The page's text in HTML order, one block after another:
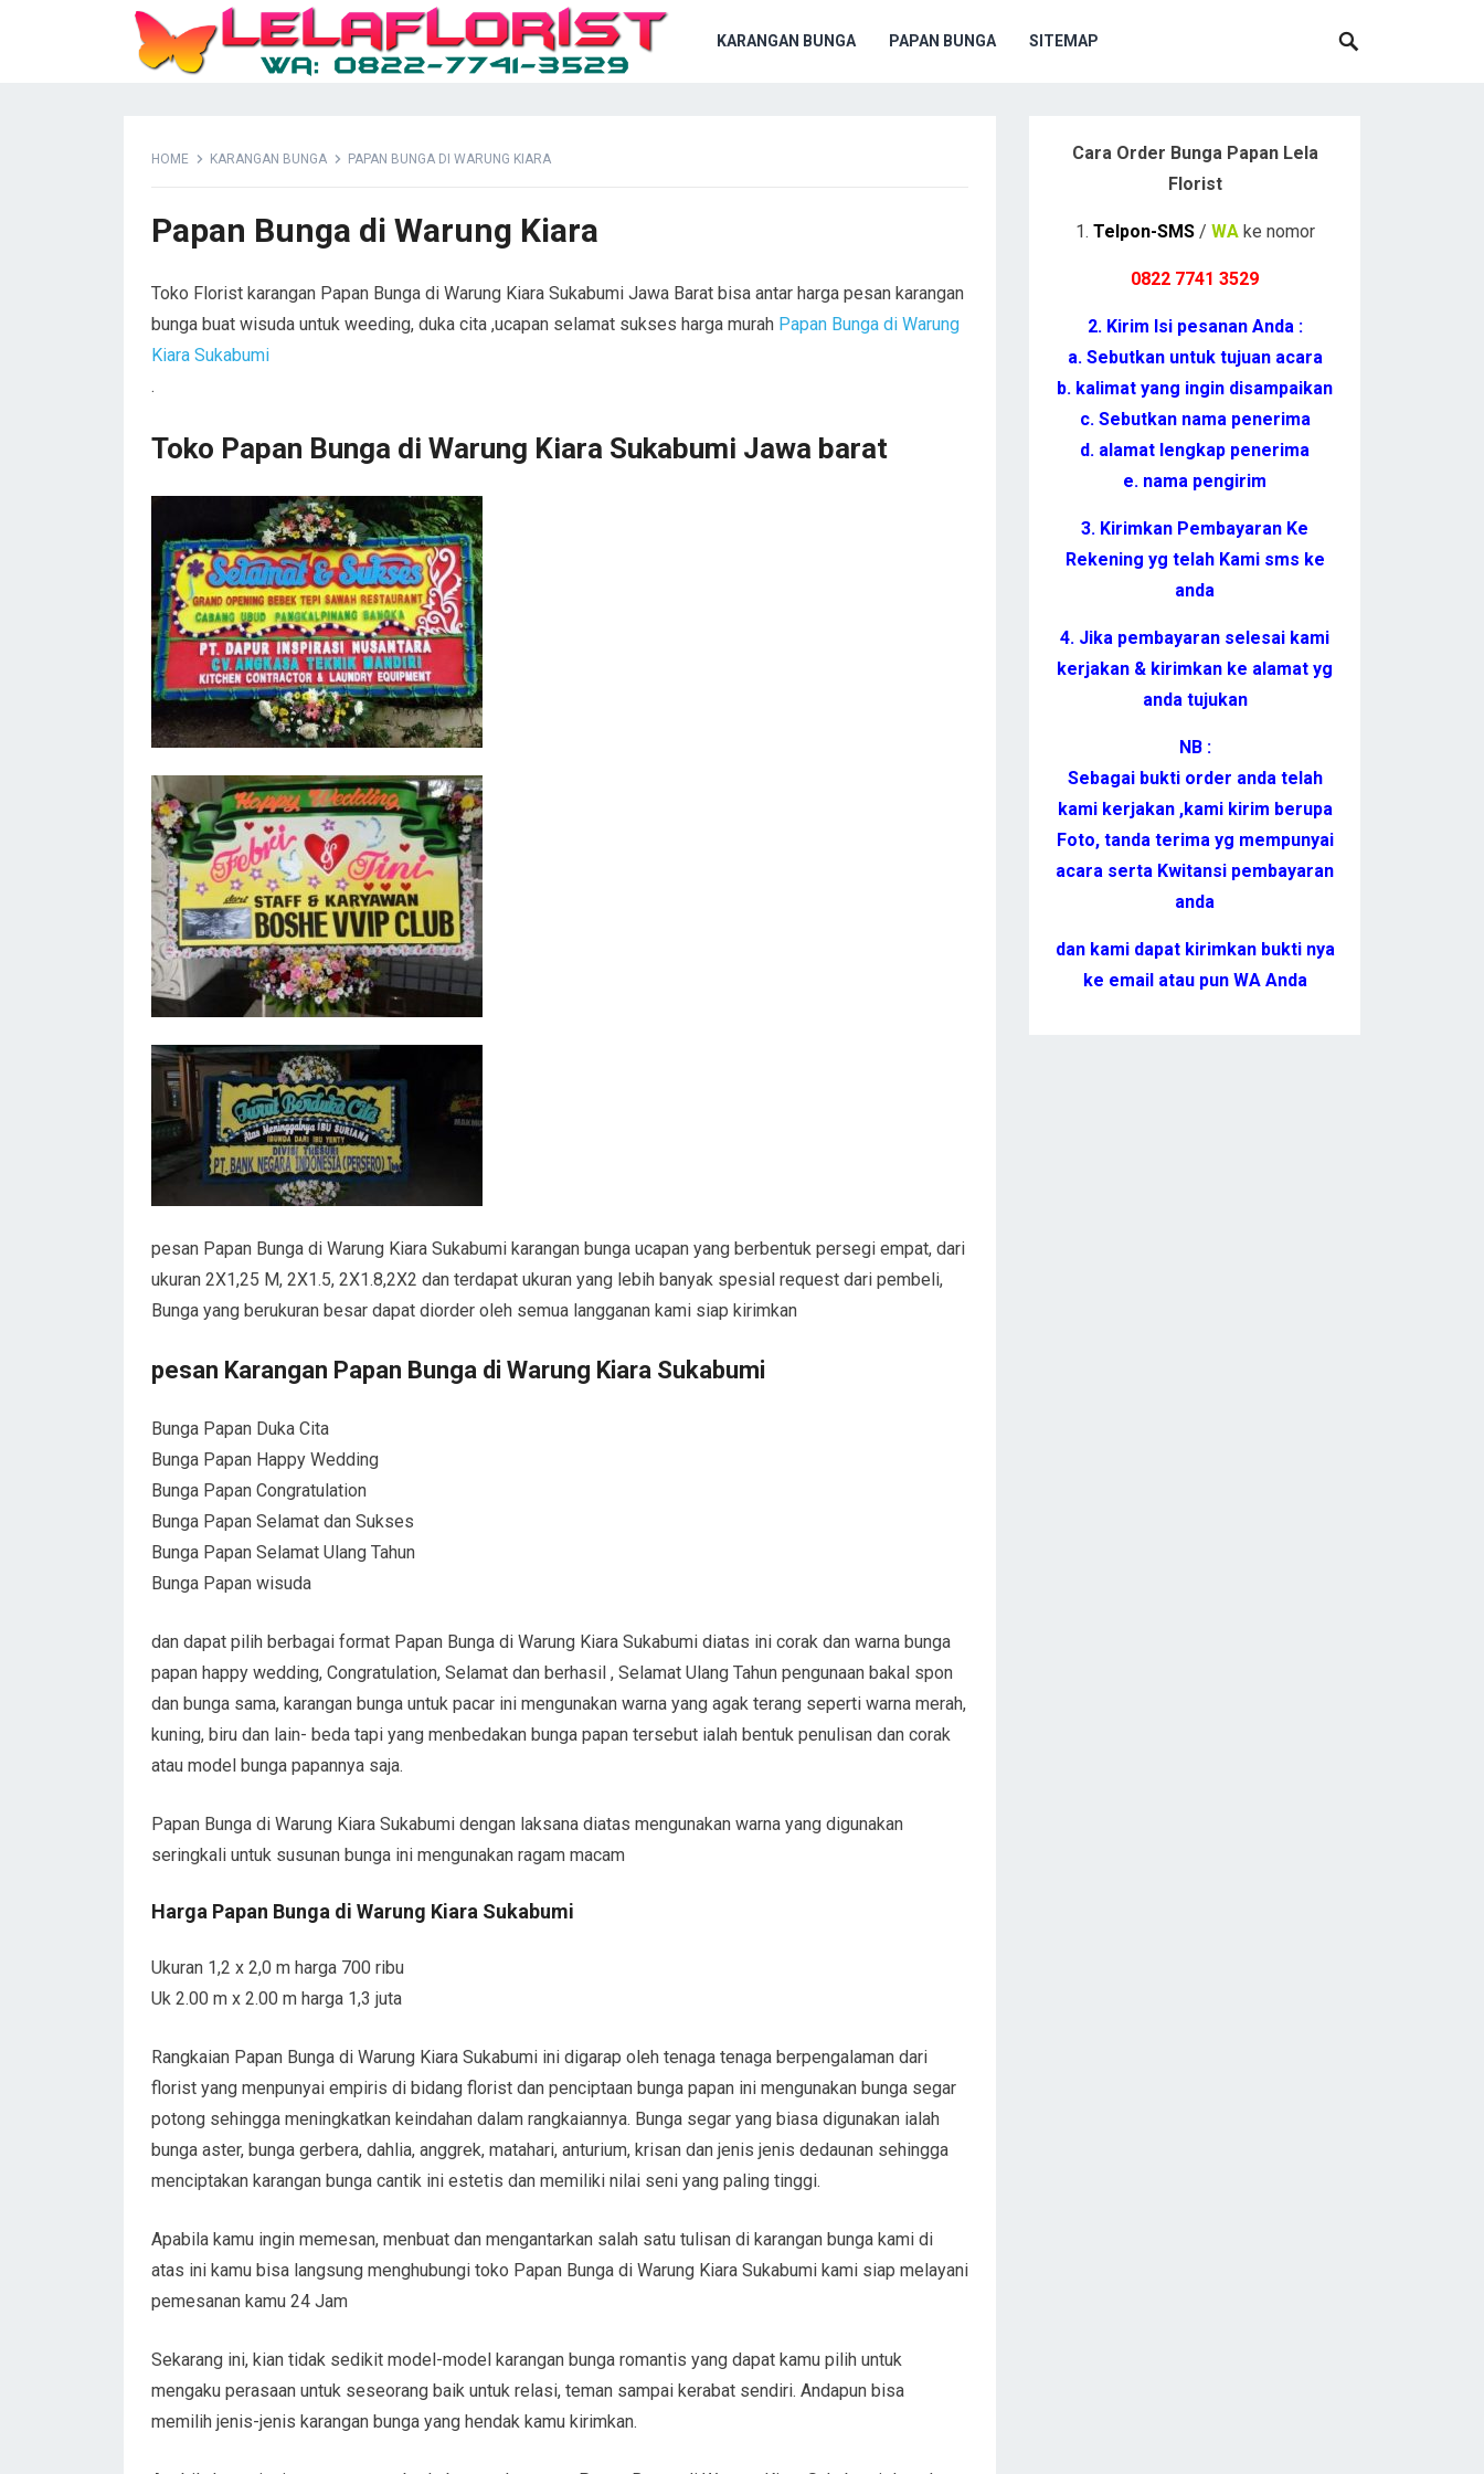
KARANGAN BUNGA PAPAN BUNGA SITEMAP
HOME KARANGAN BUNGA PAPAN BUNGA DI WARUNG KIARA
Papan Bunga di Warung Kiara
Toko Florist karangan Papan Bunga di Warung Kiara Sukabumi Jawa Barat bisa antar harga pesan karangan
bunga buat wisuda untuk weeding, duka cita ,ucapan selamat sukses harga murah Papan Bunga di Warung
Kiara Sukabumi
.
Toko Papan Bunga di Warung Kiara Sukabumi Jawa barat
pesan Papan Bunga di Warung Kiara Sukabumi karangan bunga ucapan yang berbentuk persegi empat, dari
ukuran 2X1,25 M, 2X1.5, 2X1.8,2X2 dan terdapat ukuran yang lebih banyak spesial request dari pembeli,
Bunga yang berukuran besar dapat diorder oleh semua langganan kami siap kirimkan
pesan Karangan Papan Bunga di Warung Kiara Sukabumi
Bunga Papan Duka Cita
Bunga Papan Happy Wedding
Bunga Papan Congratulation
Bunga Papan Selamat dan Sukses
Bunga Papan Selamat Ulang Tahun
Bunga Papan wisuda
dan dapat pilih berbagai format Papan Bunga di Warung Kiara Sukabumi diatas ini corak dan warna bunga
papan happy wedding, Congratulation, Selamat dan berhasil , Selamat Ulang Tahun pengunaan bakal spon
dan bunga sama, karangan bunga untuk pacar ini mengunakan warna yang agak terang seperti warna merah,
kuning, biru dan lain- beda tapi yang menbedakan bunga papan tersebut ialah bentuk penulisan dan corak
atau model bunga papannya saja.
Papan Bunga di Warung Kiara Sukabumi dengan laksana diatas mengunakan warna yang digunakan
seringkali untuk susunan bunga ini mengunakan ragam macam
Harga Papan Bunga di Warung Kiara Sukabumi
Ukuran 1,2 x 2,0 m harga 700 ribu
Uk 2.00 m x 2.00 m harga 1,3 juta
Rangkaian Papan Bunga di Warung Kiara Sukabumi ini digarap oleh tenaga tenaga berpengalaman dari
florist yang menpunyai empiris di bidang florist dan penciptaan bunga papan ini mengunakan bunga segar
potong sehingga meningkatkan keindahan dalam rangkaiannya. Bunga segar yang biasa digunakan ialah
bunga aster, bunga gerbera, dahlia, anggrek, matahari, anturium, krisan dan jenis jenis dedaunan sehingga
menciptakan karangan bunga cantik ini estetis dan memiliki nilai seni yang paling tinggi.
Apabila kamu ingin memesan, menbuat dan mengantarkan salah satu tulisan di karangan bunga kami di
atas ini kamu bisa langsung menghubungi toko Papan Bunga di Warung Kiara Sukabumi kami siap melayani
pemesanan kamu 24 Jam
Sekarang ini, kian tidak sedikit model-model karangan bunga romantis yang dapat kamu pilih untuk
mengaku perasaan untuk seseorang baik untuk relasi, teman sampai kerabat sendiri. Andapun bisa
memilih jenis-jenis karangan bunga yang hendak kamu kirimkan.
Cara Order Bunga Papan Lela
Florist
1. Telpon-SMS/ WAke nomor
0822 7741 3529
2. Kirim Isi pesanan Anda :
a. Sebutkan untuk tujuan acara
b. kalimat yang ingin disampaikan
c. Sebutkan nama penerima
d. alamat lengkap penerima
e. nama pengirim
3. Kirimkan Pembayaran Ke
Rekening yg telah Kami sms ke
anda
4. Jika pembayaran selesai kami
kerjakan & kirimkan ke alamat yg
anda tujukan
NB :
Sebagai bukti order anda telah
kami kerjakan ,kami kirim berupa
Foto, tanda terima yg mempunyai
acara serta Kwitansi pembayaran
anda
dan kami dapat kirimkan bukti nya
ke email atau pun WA Anda